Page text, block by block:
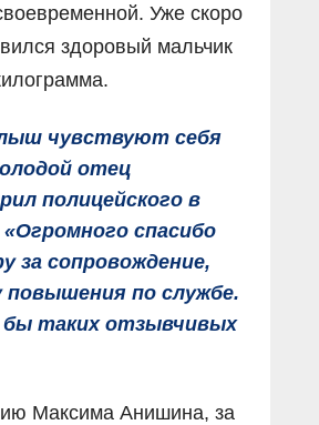
Уже скоро
здоровый мальчик
чувствуют себя
отец
полицейского в
спасибо
за сопровождение,
повышения по службе.
таких отзывчивых
Максима Анишина, за